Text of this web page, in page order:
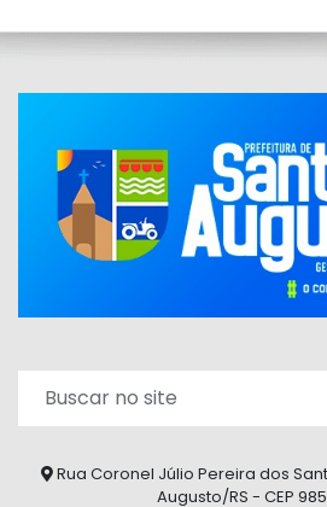
Rua Coronel Júlio Pereira dos
Augusto/RS - CEP